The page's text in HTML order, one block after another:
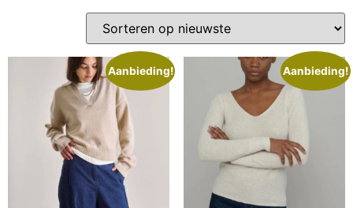
Aanbieding! Aanbieding!